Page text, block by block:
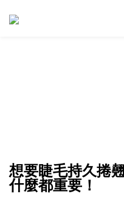
想要睫毛持久捲
什麼都重要！